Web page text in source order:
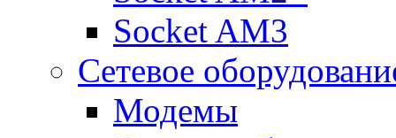
Socket AM3
Сетевое
Модемы